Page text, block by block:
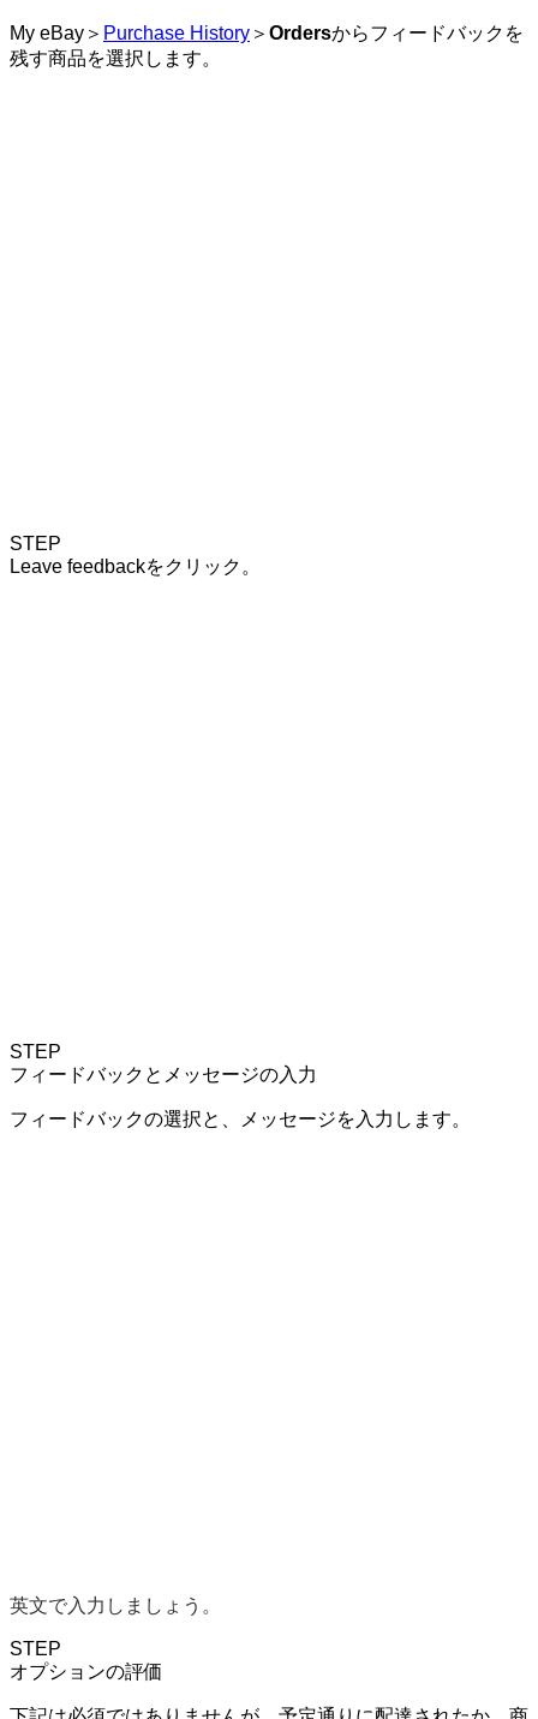
My eBay＞ Purchase History ＞ Ordersからフィードバックを
残す商品を選択します。
STEP
Leave feedbackをクリック。
STEP
フィードバックとメッセージの入力
フィードバックの選択と、メッセージを入力します。
英文で入力しましょう。
STEP
オプションの評価